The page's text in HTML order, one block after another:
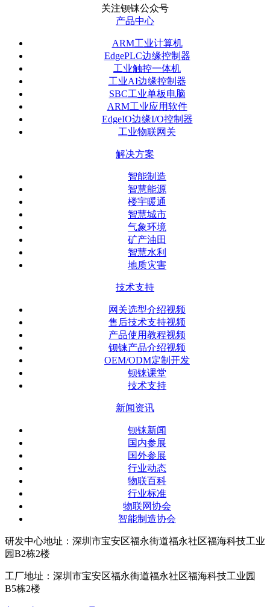
关注钡铼公众号
产品中心
ARM工业计算机
EdgePLC边缘控制器
工业触控一体机
工业AI边缘控制器
SBC工业单板电脑
ARM工业应用软件
EdgeIO边缘I/O控制器
工业物联网关
解决方案
智能制造
智慧能源
楼宇暖通
智慧城市
气象环境
矿产油田
智慧水利
地质灾害
技术支持
网关选型介绍视频
售后技术支持视频
产品使用教程视频
钡铼产品介绍视频
OEM/ODM定制开发
钡铼课堂
技术支持
新闻资讯
钡铼新闻
国内参展
国外参展
行业动态
物联百科
行业标准
物联网协会
智能制造协会
研发中心地址：深圳市宝安区福永街道福永社区福海科技工业
园B2栋2楼
工厂地址：深圳市宝安区福永街道福永社区福海科技工业园
B5栋2楼